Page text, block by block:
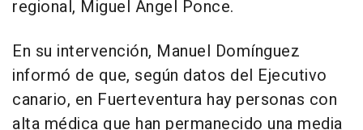
regional, Miguel Ángel Ponce.
En su intervención, Manuel Domínguez
informó de que, según datos del Ejecutivo
canario, en Fuerteventura hay personas con
alta médica que han permanecido una media